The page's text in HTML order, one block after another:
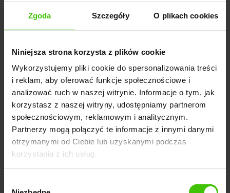
Zgoda Szczegóły O plikach cookies
Niniejsza strona korzysta z plików cookie
Wykorzystujemy pliki cookie do spersonalizowania treści
i reklam, aby oferować funkcje społecznościowe i
analizować ruch w naszej witrynie. Informacje o tym, jak
korzystasz z naszej witryny, udostępniamy partnerom
społecznościowym, reklamowym i analitycznym.
Partnerzy mogą połączyć te informacje z innymi danymi
otrzymanymi od Ciebie lub uzyskanymi podczas
korzystania z ich usług.
LOKALNE SEO | POZYCJONOWANIE LEGIONOWO I NIE
Sprawdź też pozycjonowanie